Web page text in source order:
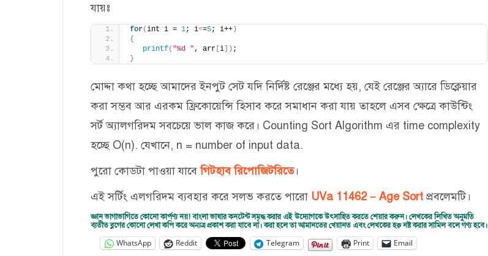
যায়ঃ
for(int i = 1; i<=5; i++)
{
printf( "%d " , arr [i]) ;
}
মোদ্দা কথা হচ্ছে আমাদের ইনপুট সেট যদি নির্দিষ্ট রেঞ্জের মধ্যে হয়, যেই রেঞ্জের অ্যারে ডিক্লেয়ার
করা সম্ভব আর এরকম ফ্রিকোয়েন্সি হিসাব করে সমাধান করা যায় তাহলে এসব ক্ষেত্রে কাউন্টিং
সর্ট অ্যালগরিদম সবচেয়ে ভাল কাজ করে। Counting Sort Algorithm এর time complexity
হচ্ছে O(n). যেখানে, n = number of input data.
পুরো কোডটা পাওয়া যাবেগিটহাব রিপোজিটরিতে।
এই সর্টিং এলগরিদম ব্যবহার করে সলভ করতে পারো UVa 11462 – Age Sort প্রবলেমটি।
জ্ঞান ভাগাভাগিতে কোনো কার্পণ্য নয়! বাংলা ভাষার কনটেন্ট সমৃদ্ধ করার এই উদ্যোগকে উৎসাহিত করতে শেয়ার করুন। লেখকের লিখিত অনুমতি
ব্যতীত ব্লগের কোনো লেখা কপি করে অন্যত্র প্রকাশ করা যাবে না। করা হলে তা আমানতের খেয়ানত এবং লেখকের হক্ব নষ্ট করার সামিল বলে গণ্য হবে।
WhatsApp Reddit Telegram Print Email